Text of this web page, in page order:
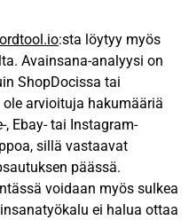
:sta löytyy myös
Avainsana-analyysi on
ShopDocissa tai
arvioituja hakumääriä
Ebay- tai Instagram-
sillä vastaavat
päässä.
voidaan myös sulkea
ei halua ottaa